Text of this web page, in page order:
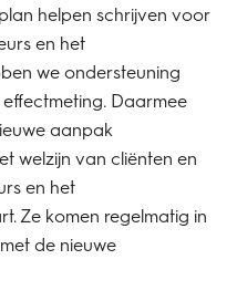
helpen schrijven voor
en het
we ondersteuning
Daarmee
aanpak
welzijn van cliënten en
en het
Ze komen regelmatig in
de nieuwe